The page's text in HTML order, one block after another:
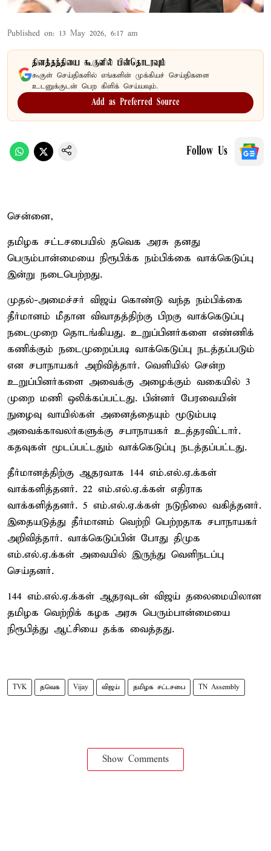
Published on: 13 May 2026, 6:17 am
தினத்தந்தியை கூகுளில் பின்தொடரவும்
கூகுள் செய்திகளில் எங்களின் முக்கியச் செய்திகளை
உடனுக்குடன் பெற கிளிக் செய்யவும்.
Add as Preferred Source
Follow Us
சென்னை,
தமிழக சட்டசபையில் தவெக அரசு தனது
பெரும்பான்மையை நிரூபிக்க நம்பிக்கை வாக்கெடுப்பு
இன்று நடைபெற்றது.
முதல்-அமைச்சர் விஜய் கொண்டு வந்த நம்பிக்கை
தீர்மானம் மீதான விவாதத்திற்கு பிறகு வாக்கெடுப்பு
நடைமுறை தொடங்கியது. உறுப்பினர்களை எண்ணிக்
கணிக்கும் நடைமுறைப்படி வாக்கெடுப்பு நடத்தப்படும்
என சபாநாயகர் அறிவித்தார். வெளியில் சென்ற
உறுப்பினர்களை அவைக்கு அழைக்கும் வகையில் 3
முறை மணி ஒலிக்கப்பட்டது. பின்னர் பேரவையின்
நுழைவு வாயில்கள் அனைத்தையும் மூடும்படி
அவைக்காவலர்களுக்கு சபாநாயகர் உத்தரவிட்டார்.
கதவுகள் மூடப்பட்டதும் வாக்கெடுப்பு நடத்தப்பட்டது.
தீர்மானத்திற்கு ஆதரவாக 144 எம்.எல்.ஏ.க்கள்
வாக்களித்தனர். 22 எம்.எல்.ஏ.க்கள் எதிராக
வாக்களித்தனர். 5 எம்.எல்.ஏ.க்கள் நடுநிலை வகித்தனர்.
இதையடுத்து தீர்மானம் வெற்றி பெற்றதாக சபாநாயகர்
அறிவித்தார். வாக்கெடுப்பின் போது திமுக
எம்.எல்.ஏ.க்கள் அவையில் இருந்து வெளிநடப்பு
செய்தனர்.
144 எம்.எல்.ஏ.க்கள் ஆதரவுடன் விஜய் தலைமையிலான
தமிழக வெற்றிக் கழக அரசு பெரும்பான்மையை
நிரூபித்து ஆட்சியை தக்க வைத்தது.
TVK தவெக Vijay விஜய் தமிழக சட்டசபை TN Assembly
Show Comments